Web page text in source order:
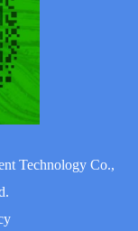
Technology Co.,